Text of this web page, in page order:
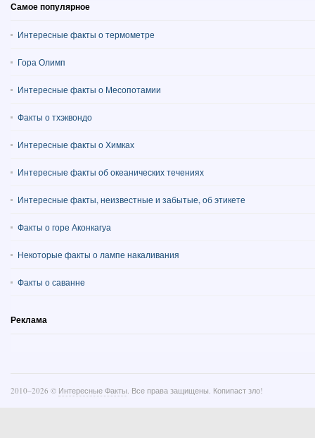
Самое популярное
Интересные факты о термометре
Гора Олимп
Интересные факты о Месопотамии
Факты о тхэквондо
Интересные факты о Химках
Интересные факты об океанических течениях
Интересные факты, неизвестные и забытые, об этикете
Факты о горе Аконкагуа
Некоторые факты о лампе накаливания
Факты о саванне
Реклама
2010–2026 © Интересные Факты. Все права защищены. Копипаст зло!